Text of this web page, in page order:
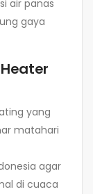
air panas
gaya
yang
matahari
agar
di cuaca